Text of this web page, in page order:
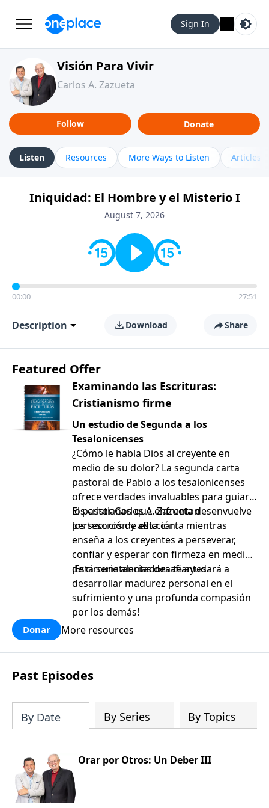
Sign In
Visión Para Vivir
Carlos A. Zazueta
Follow Donate
Listen Resources More Ways to Listen Articles
Iniquidad: El Hombre y el Misterio I
August 7, 2026
00:00 27:51
Description Download Share
Featured Offer
Examinando las Escrituras:
Cristianismo firme
Un estudio de Segunda a los
Tesalonicenses
¿Cómo le habla Dios al creyente en
medio de su dolor? La segunda carta
pastoral de Pablo a los tesalonicenses
ofrece verdades invaluables para guiar a
los cristianos que enfrentan
persecución y aflicción.
El pastor Carlos A. Zazueta desenvuelve
los tesoros de esta carta mientras
enseña a los creyentes a perseverar,
confiar y esperar con firmeza en medio
de circunstancias desafiantes.
¡Esta serie alentadora te ayudará a
desarrollar madurez personal en el
sufrimiento y una profunda compasión
por los demás!
Donar More resources
Past Episodes
By Date By Series By Topics
Orar por Otros: Un Deber III